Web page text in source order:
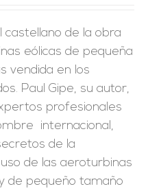
castellano de la obra
eólicas de pequeña
vendida en los
Paul Gipe, su autor,
profesionales
internacional,
de la
de las aeroturbinas
de pequeño tamaño